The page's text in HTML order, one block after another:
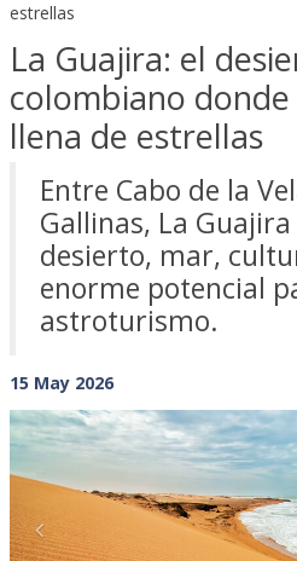
estrellas
La Guajira: el
colombiano donde
llena de estrellas
Entre Cabo de la
Gallinas, La
desierto, mar,
enorme potencial
astroturismo.
15 May 2026
Previous